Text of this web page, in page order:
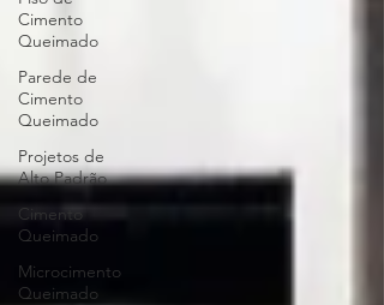
Cimento
Queimado
Parede de
Cimento
Queimado
Projetos de
Alto Padrão
Cimento
Queimado
Microcimento
Queimado